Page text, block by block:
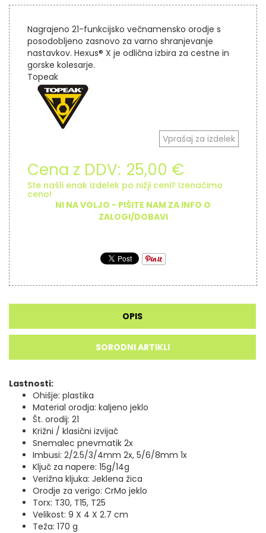
Nagrajeno 21-funkcijsko večnamensko orodje s
posodobljeno zasnovo za varno shranjevanje
nastavkov. Hexus® X je odlična izbira za cestne in
gorske kolesarje.
Topeak
Vprašaj za izdelek
Cena z DDV: 25,00 €
Ste našli enak izdelek po nižji ceni? Izenačimo
ceno!
NI NA VOLJO - PIŠITE NAM ZA INFO O
ZALOGI/DOBAVI
OPIS
SORODNI ARTIKLI
Lastnosti:
Ohišje: plastika
Material orodja: kaljeno jeklo
Št. orodij: 21
Križni / klasični izvijač
Snemalec pnevmatik 2x
Imbusi: 2/2.5/3/4mm 2x, 5/6/8mm 1x
Ključ za napere: 15g/14g
Verižna kljuka: Jeklena žica
Orodje za verigo: CrMo jeklo
Torx: T30, T15, T25
Velikost: 9 X 4 X 2.7 cm
Teža: 170 g